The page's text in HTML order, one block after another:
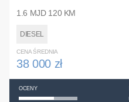
1.6 MJD 120 KM
DIESEL
CENA ŚREDNIA
38 000 zł
OCENY